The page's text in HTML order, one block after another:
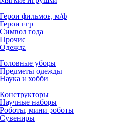
Герои фильмов, м/ф
Герои игр
Символ года
Прочие
Одежда
Головные уборы
Предметы одежды
Наука и хобби
Конструкторы
Научные наборы
Роботы, мини роботы
Сувениры